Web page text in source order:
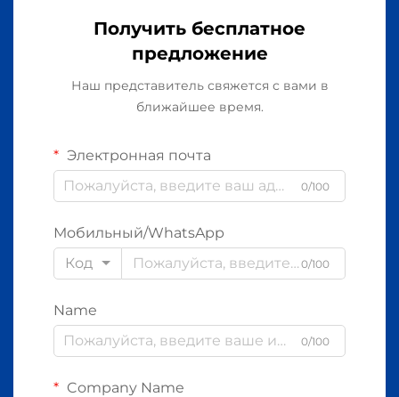
Получить бесплатное
предложение
Наш представитель свяжется с вами в
ближайшее время.
Электронная почта
0/100
Мобильный/WhatsApp
Код
0/100
Name
0/100
Company Name